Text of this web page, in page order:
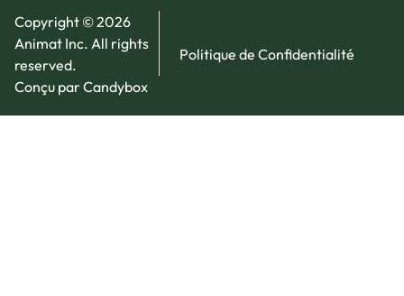
Copyright © 2026
Animat Inc. All rights
reserved.
Conçu par Candybox
Politique de Confidentialité